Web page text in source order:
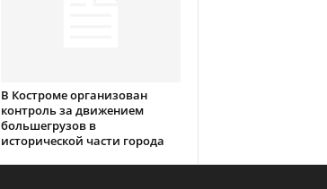
В Костроме организован
контроль за движением
большегрузов в
исторической части города